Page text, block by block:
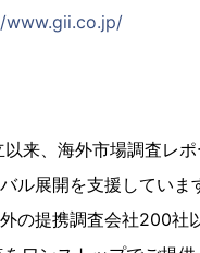
www.gii.co.jp/
来、海外市場調査レ
ル展開を支援していま
の提携調査会社200社